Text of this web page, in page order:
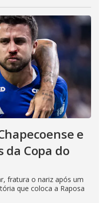
e
da Copa do
fratura o nariz após um
que coloca a Raposa